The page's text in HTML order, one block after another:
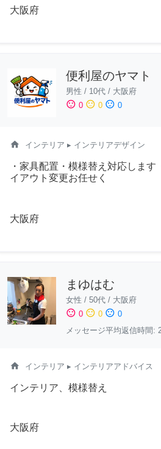
大阪府
便利屋のヤマト
男性 / 10代/ 大阪府
sentiment_satisfied 0 sentiment_neutral 0 sentiment_dissatisfied 0
home インテリア ▸ インテリアデザイン
・家具配置・模様替え対応します
イアウト変更お任せく
大阪府
まゆはむ
女性 / 50代/ 大阪府
sentiment_satisfied 0 sentiment_neutral 0 sentiment_dissatisfied 0
メッセージ平均返信時間:
home インテリア ▸ インテリアアドバイス
インテリア、模様替え
大阪府